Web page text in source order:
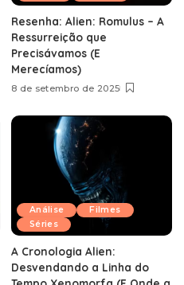
Resenha: Alien: Romulus – A
Ressurreição que
Precisávamos (E
Merecíamos)
8 de setembro de 2025
Análise
Filmes
Séries
A Cronologia Alien:
Desvendando a Linha do